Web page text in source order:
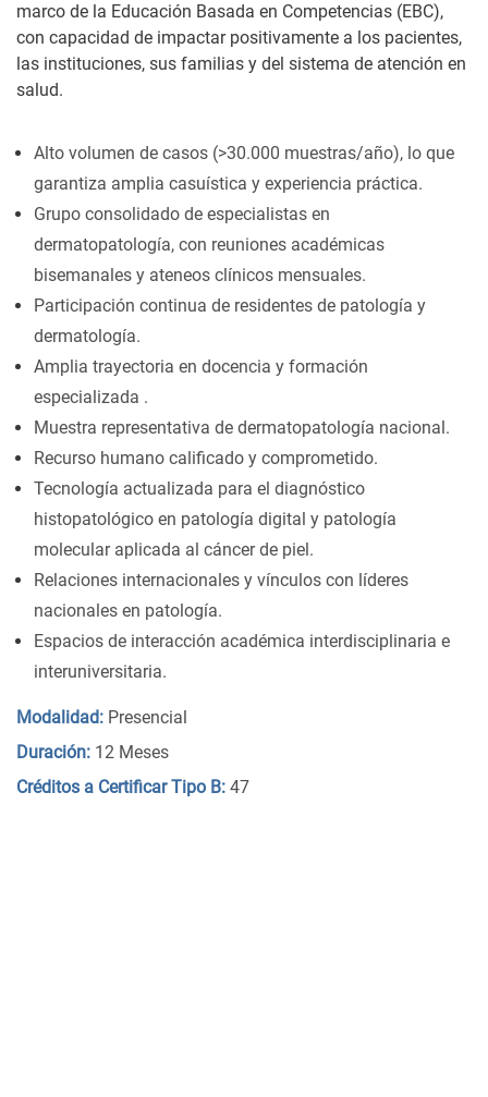
marco de la Educación Basada en Competencias (EBC),
con capacidad de impactar positivamente a los pacientes,
las instituciones, sus familias y del sistema de atención en
salud.
Alto volumen de casos (>30.000 muestras/año), lo que
garantiza amplia casuística y experiencia práctica.
Grupo consolidado de especialistas en
dermatopatología, con reuniones académicas
bisemanales y ateneos clínicos mensuales.
Participación continua de residentes de patología y
dermatología.
Amplia trayectoria en docencia y formación
especializada .
Muestra representativa de dermatopatología nacional.
Recurso humano calificado y comprometido.
Tecnología actualizada para el diagnóstico
histopatológico en patología digital y patología
molecular aplicada al cáncer de piel.
Relaciones internacionales y vínculos con líderes
nacionales en patología.
Espacios de interacción académica interdisciplinaria e
interuniversitaria.
Modalidad: Presencial
Duración: 12 Meses
Créditos a Certificar Tipo B: 47